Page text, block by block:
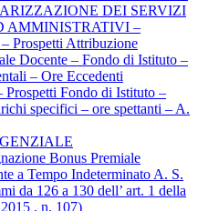
DEI SERVIZI
AMMINISTRATIVI –
Prospetti Attribuzione
Docente – Fondo di Istituto –
– Ore Eccedenti
Prospetti Fondo di Istituto –
specifici – ore spettanti – A.
Bonus Premiale
a Tempo Indeterminato A. S.
da 126 a 130 dell’ art. 1 della
, n. 107)